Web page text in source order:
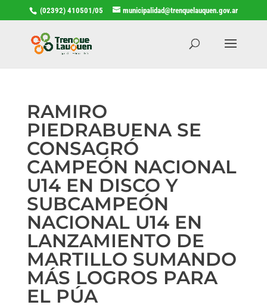
(02392) 410501/05 municipalidad@trenquelauquen.gov.ar
RAMIRO
PIEDRABUENA SE
CONSAGRÓ
CAMPEÓN NACIONAL
U14 EN DISCO Y
SUBCAMPEÓN
NACIONAL U14 EN
LANZAMIENTO DE
MARTILLO SUMANDO
MÁS LOGROS PARA
EL PÚA